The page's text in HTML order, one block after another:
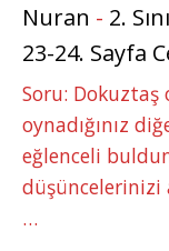
Nuran - 2.
23-24. Sayfa
Soru: Dokuztaş
oynadığınız
eğlenceli
düşüncelerinizi
…